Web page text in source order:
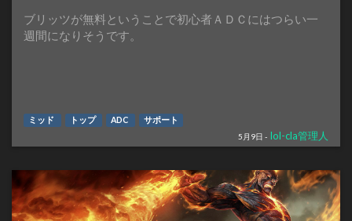
ブリッツが無料ということで初心者ＡＤＣにはつらい一
週間になりそうです。
ミッド トップ ADC
サポート
5月9日 - lol-cla管理人